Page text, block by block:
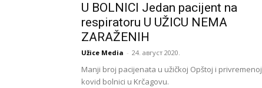
U BOLNICI Jedan pacijent na
respiratoru U UŽICU NEMA
ZARAŽENIH
Užice Media - 24. август 2020.
Manji broj pacijenata u užičkoj Opštoj i privremenoj
kovid bolnici u Krčagovu.